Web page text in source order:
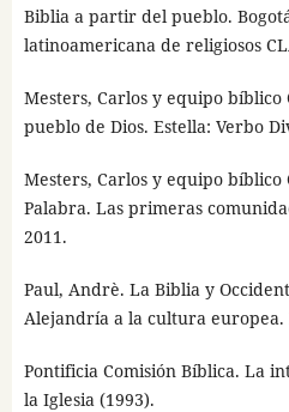
Biblia a partir del pueblo.
latinoamericana de religiosos
Mesters, Carlos y equipo bíblico
pueblo de Dios. Estella: Verbo
Mesters, Carlos y equipo
Palabra. Las primeras
2011.
Paul, Andrè. La Biblia y
Alejandría a la cultura europea.
Pontificia Comisión Bíblica. La
la Iglesia (1993).